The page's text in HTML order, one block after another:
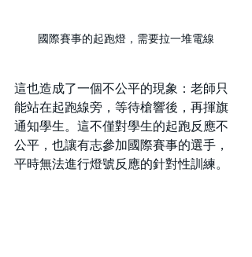
國際賽事的起跑燈，需要拉一堆電線
這也造成了一個不公平的現象：老師只
能站在起跑線旁，等待槍響後，再揮旗
通知學生。這不僅對學生的起跑反應不
公平，也讓有志參加國際賽事的選手，
平時無法進行燈號反應的針對性訓練。